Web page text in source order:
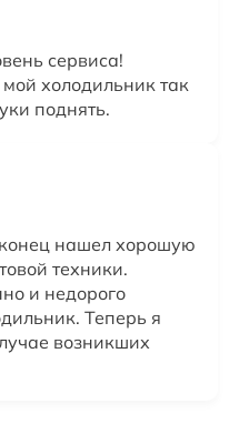
сервиса!
холодильник так
поднять.
нашел хорошую
техники.
и недорого
Теперь я
возникших